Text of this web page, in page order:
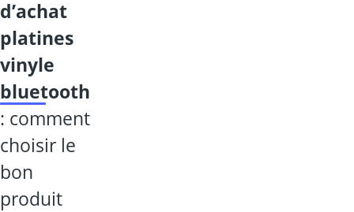
d’achat
platines
vinyle
bluetooth
: comment
choisir le
bon
produit